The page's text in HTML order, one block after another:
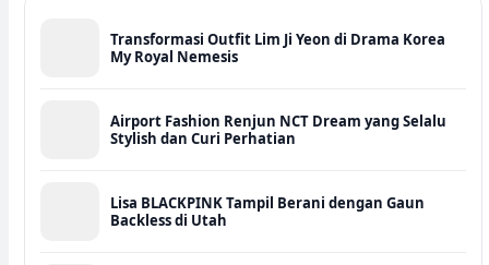
Transformasi Outfit Lim Ji Yeon di Drama Korea
My Royal Nemesis
Airport Fashion Renjun NCT Dream yang Selalu
Stylish dan Curi Perhatian
Lisa BLACKPINK Tampil Berani dengan Gaun
Backless di Utah